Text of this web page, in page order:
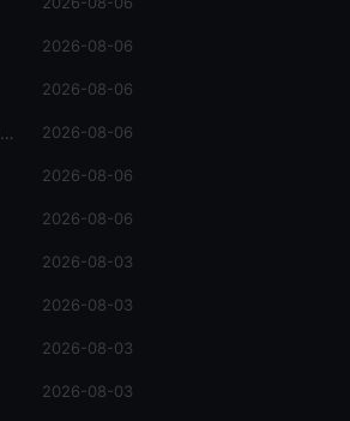
2026-08-06
2026-08-06
小红书卖货更新：终于可以看销量了，行家入驻门槛曝光 2026-08-06
2026-08-06
2026-08-06
2026-08-03
2026-08-03
2026-08-03
2026-08-03